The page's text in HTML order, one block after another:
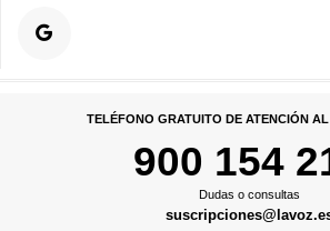
TELÉFONO GRATUITO DE ATENCIÓN
900 154
Dudas o consultas